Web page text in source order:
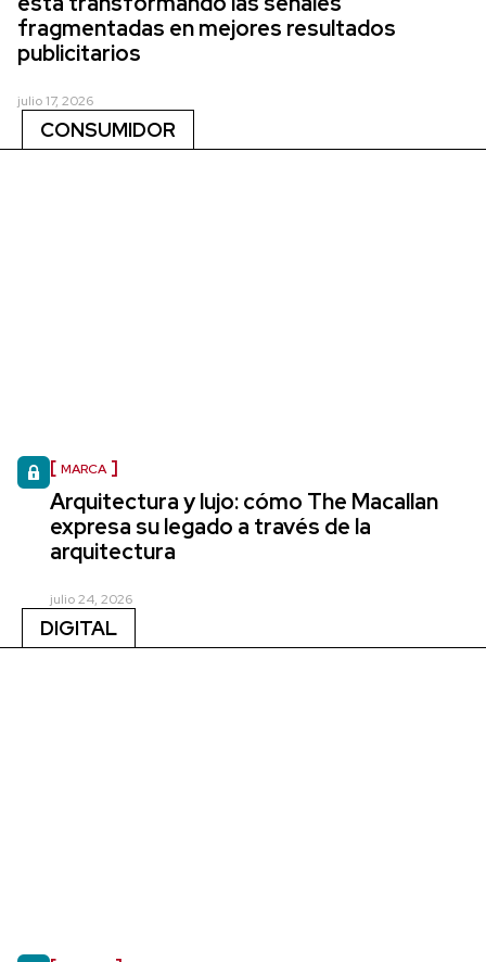
fragmentadas en mejores resultados
publicitarios
julio 17, 2026
CONSUMIDOR
MARCA
Arquitectura y lujo: cómo The Macallan
expresa su legado a través de la
arquitectura
julio 24, 2026
DIGITAL